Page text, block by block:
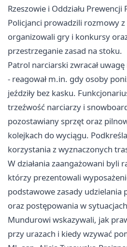
Rzeszowie i Oddziału Prewencji
Policjanci prowadzili rozmowy z
organizowali gry i konkursy
przestrzeganie zasad na stoku.
Patrol narciarski zwracał
- reagował m.in. gdy osoby
jeździły bez kasku.
trzeźwość narciarzy i
pozostawiany sprzęt oraz
kolejkach do wyciągu.
korzystania z wyznaczonych
W działania zaangażowani byli
którzy prezentowali
podstawowe zasady udzielania
oraz postępowania w
Mundurowi wskazywali, jak
przy urazach i kiedy wzywać